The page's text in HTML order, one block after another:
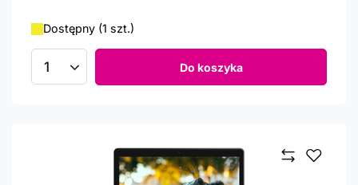
Dostępny (1 szt.)
Ilość produktów Do koszyka